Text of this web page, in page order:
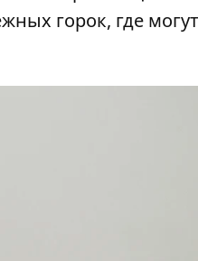
горок, где